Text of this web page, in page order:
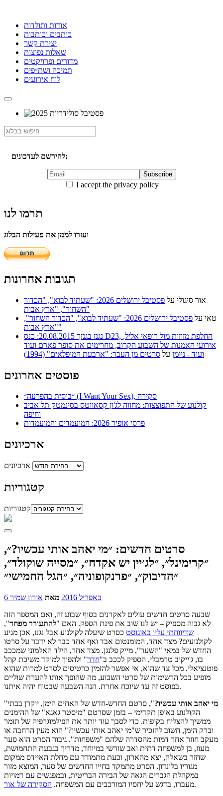
אודות ותולדות
כותבים וכותבות
יצירת קשר
שאלות נפוצות
מדורים ופרויקטים
תמיכה ושת״פים
לוח אירועים
להירשם לעדכונים:
I accept the privacy policy
תרמו לנו
ועזרו לממן את פעילות הבלוג
תגובות אחרונות
אור סיגולי על
פסטיבל ירושלים 2026: "שעתיד לבוא", "הכדור
השחור", "ארץ אבות"
טאי על
פסטיבל ירושלים 2026: "שעתיד לבוא", "הכדור השחור",
"ארץ אבות"
נגנז בגנזך 20.08.2015: כנס D23, החלפת מזוזות מול רופאי אליל,
אירועי האמנות של השבוע הקרוב, מחרימים את סופר פארם ועוד
ועוד - ניימן על סרטים מן העבר: "ארבעת המופלאים" (1994)
פוסטים אחרונים
״בוסית בהפרעה״ (I Want Your Sex), סקירה
קולנוע של התפוצצות: מחווה לג'ון קסאווטס בסינמטק תל אביב
וחיפה
פרסי אופיר 2026: המועמדים והמועמדות
ארכיונים
ארכיונים
קטגוריות
קטגוריות
סרטים חדשים: ״מי יאהב אותי עכשיו?״,
״קרימינל״, ״לג׳יין יש אקדח״, ״מסייה שוקולד״,
״הדיבוק״, ״פרנקופוניה״, ״הגל החמישי״
6 באפריל 2016 מאת אורון שמיר
שבעה סרטים חדשים עולים לאקרנים בסוף שבוע זה, ואם המספר הזה
לא גבוה מספיק – יש לנו שוב את פינת הספק. האם "להתעורר מפחד",
שדיווחתי עליו באוגוסט כסרט שיעלה לקולנוע אבל נגנז, אכן מגיע
לקולנועים? מצד אחד, המומנטום אבד ואף אחד כבר לא ידבר על סרטו
החדש של במאי "השער", מייק פלנגן. מצד אחר, הילד האלמוני שמככב
בו, ג'ייקוב טרמבלי, הספיק לככב ב"חדר" ולהפוך למוקד משיכת קהל
פוטנציאלי. מכל צד שהוא, אי אפשר להזמין כרטיסים לסרט למרות שהוא
מופיע בכל הרשימות של סרטי השבוע, מה שהופך אותו להערת שוליים
בפוסט זה עד שיוכח אחרת. הנה השבעה שבטוח יהיה איתנו.
"
מי יאהב אותי עכשיו?", סרטם החדש-חדש של האחים הימן, יוקרן בבתי
הקולנוע באופן תקדימי – בזמן שסרטם "מיסטר גאגא" של ההימנים
ממשיך להצליח בקופות. כדי לסבך עוד יותר את הפילמוגרפיה של תומר
וברק הימן, חשוב להזכיר ש"מי יאהב אותי עכשיו?" הוא מעין הרחבה או
מעקב חוזר אחר דמות מהסדרה שלהם "משפחות". גיבור הסרט הוא סער
מעוז, בן למשפחה דתית ואב שורשי במיוחד, מדריך בגבעת התחמושת,
שחזר בשאלה, יצא מהארון, וכעת מתמודד עם מחלת האיידס ממקום
מגוריו בלונדון. הסרט מתמקד בחייו החדשים של סער, המוצא מזור
במקהלת הגברים הגאה של הבירה הבריטית, ובמפגשים עם דמויות
מעברו, בדגש על יחסיו המורכבים עם המשפחה. הסקירה של אור
.